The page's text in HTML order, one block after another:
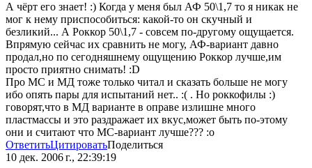
А чёрт его знает! :) Когда у меня был АФ 50\1,7 то я никак не
мог к нему приспособиться: какой-то он скучный и
безликий... А Роккор 50\1,7 - совсем по-другому ощущается.
Впрямую сейчас их сравнить не могу, АФ-вариант давно
продал,но по сегодняшнему ощущению Роккор лучше,им
просто приятно снимать! :D
Про МС и МД тоже только читал и сказать больше не могу
ибо опять пары для испытаний нет.. :( . Но роккофилы :)
говорят,что в МД варианте в оправе излишне много
пластмассы и это раздражает их вкус,может быть по-этому
они и считают что МС-вариант лучше??? :o
ОтветитьЦитироватьПоделиться
10 дек. 2006 г., 22:39:19